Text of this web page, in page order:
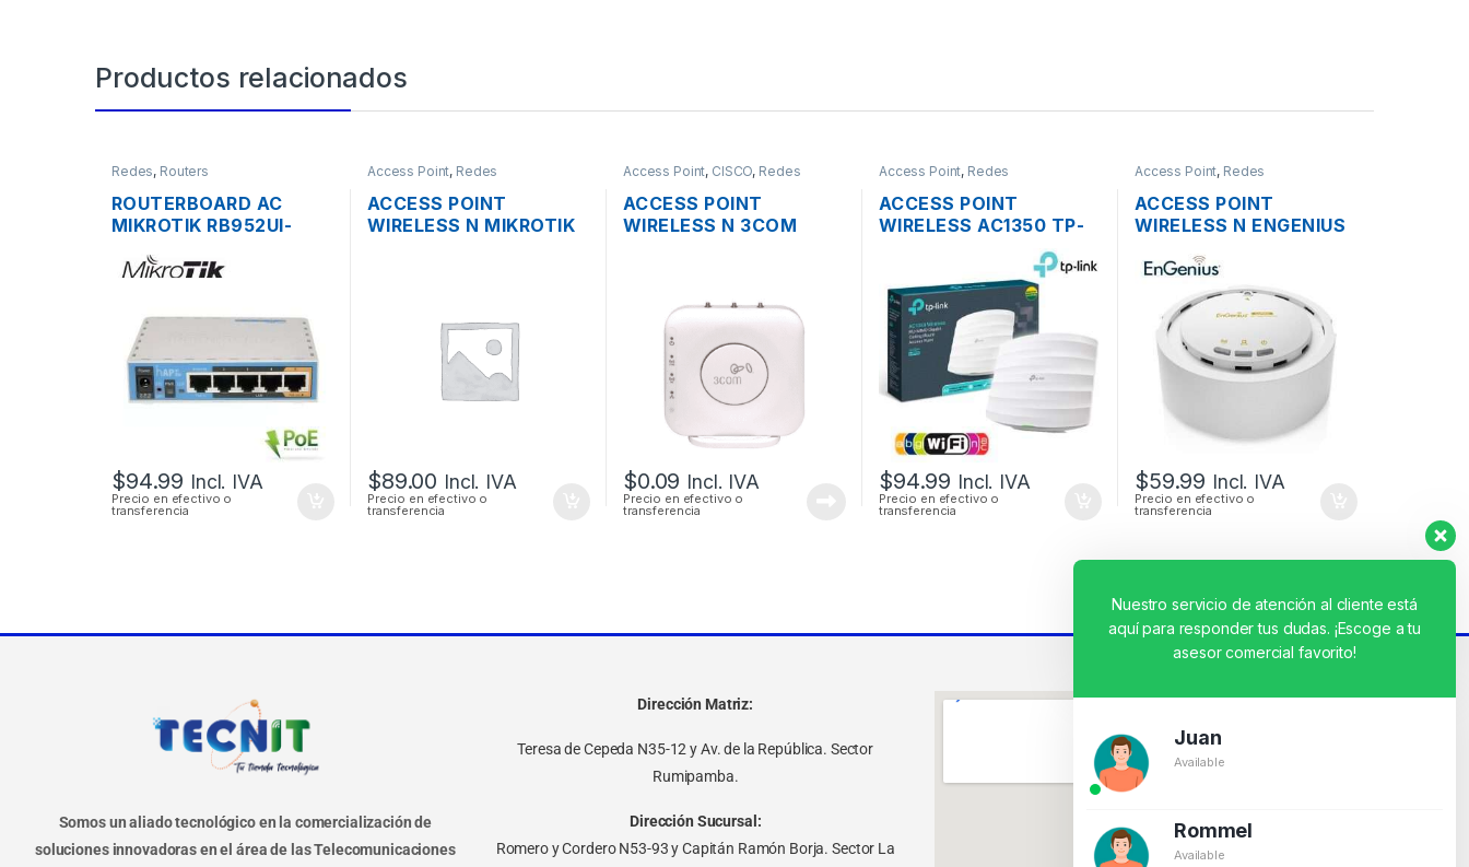
Productos relacionados
Redes, Routers
ROUTERBOARD AC
MIKROTIK RB952UI-
DUAL BAND 200MW 5
$94.99 Incl. IVA
Precio en efectivo o
transferencia
Access Point, Redes
ACCESS POINT
WIRELESS N MIKROTIK
$89.00 Incl. IVA
Precio en efectivo o
transferencia
Access Point, CISCO, Redes
ACCESS POINT
WIRELESS N 3COM
$0.09 Incl. IVA
Precio en efectivo o
transferencia
Access Point, Redes
ACCESS POINT
WIRELESS AC1350 TP-
LINK EAP225 DUAL
BAND 1350MBPS
GIGABIT SOPORTA POE
MONTAJE EN TECHO
$94.99 Incl. IVA
Precio en efectivo o
transferencia
Access Point, Redes
ACCESS POINT
WIRELESS N ENGENIUS
300MBPS + POE
$59.99 Incl. IVA
Precio en efectivo o
transferencia
Somos un aliado tecnológico en la comercialización de
soluciones innovadoras en el área de las Telecomunicaciones
Dirección Matriz:
Teresa de Cepeda N35-12 y Av. de la República. Sector
Rumipamba.
Dirección Sucursal:
Romero y Cordero N53-93 y Capitán Ramón Borja. Sector La
Nuestro servicio de atención al cliente está
aquí para responder tus dudas. ¡Escoge a tu
asesor comercial favorito!
Juan
Available
Rommel
Available